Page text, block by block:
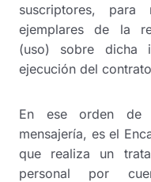
suscriptores,
ejemplares de la
(uso) sobre dicha
ejecución del
En ese orden de
mensajería, es el
que realiza un
personal por